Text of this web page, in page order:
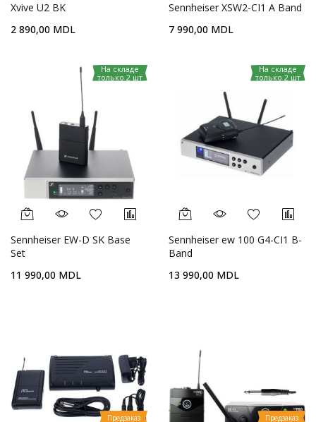
Xvive U2 BK
2 890,00 MDL
Sennheiser XSW2-CI1 A Band
7 990,00 MDL
На складе
только 2 шт
Sennheiser EW-D SK Base
Set
11 990,00 MDL
На складе
только 2 шт
Sennheiser ew 100 G4-CI1 B-
Band
13 990,00 MDL
Предзаказ Предзаказ